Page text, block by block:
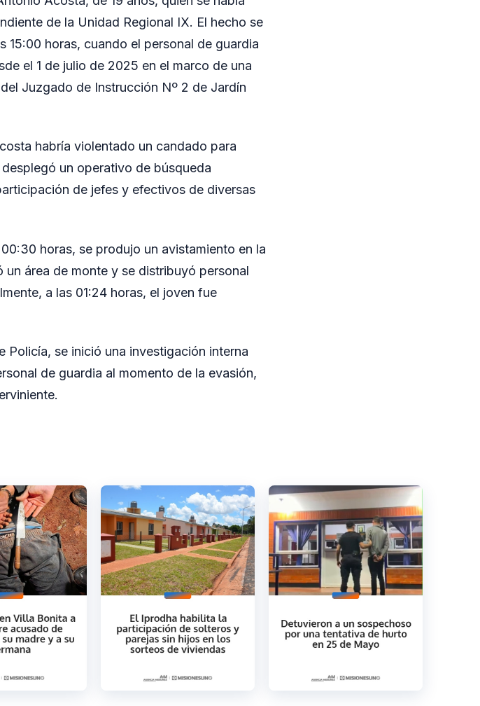
de la Unidad Regional IX. El hecho se
15:00 horas, cuando el personal de guardia
el 1 de julio de 2025 en el marco de una
Juzgado de Instrucción Nº 2 de Jardín
habría violentado un candado para
un operativo de búsqueda
de jefes y efectivos de diversas
horas, se produjo un avistamiento en la
área de monte y se distribuyó personal
a las 01:24 horas, el joven fue
Policía, se inició una investigación interna
de guardia al momento de la evasión,